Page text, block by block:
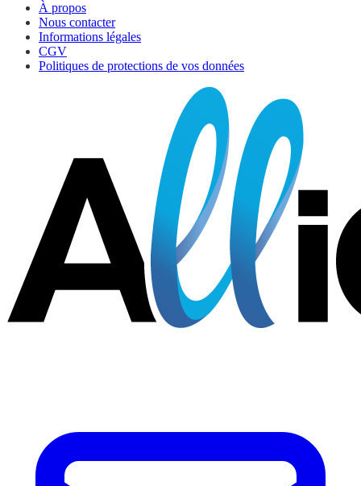
À propos
Nous contacter
Informations légales
CGV
Politiques de protections de vos données